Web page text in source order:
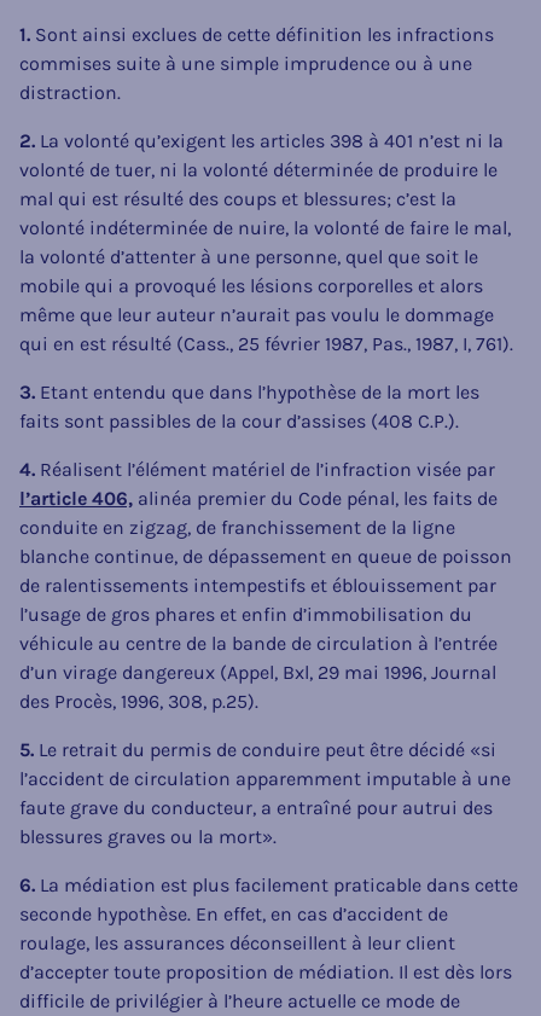
1. Sont ainsi exclues de cette définition les infractions
commises suite à une simple imprudence ou à une
distraction.
2. La volonté qu’exigent les articles 398 à 401 n’est ni la
volonté de tuer, ni la volonté déterminée de produire le
mal qui est résulté des coups et blessures; c’est la
volonté indéterminée de nuire, la volonté de faire le mal,
la volonté d’attenter à une personne, quel que soit le
mobile qui a provoqué les lésions corporelles et alors
même que leur auteur n’aurait pas voulu le dommage
qui en est résulté (Cass., 25 février 1987, Pas., 1987, I, 761).
3. Etant entendu que dans l’hypothèse de la mort les
faits sont passibles de la cour d’assises (408 C.P.).
4. Réalisent l’élément matériel de l’infraction visée par
l’article 406, alinéa premier du Code pénal, les faits de
conduite en zigzag, de franchissement de la ligne
blanche continue, de dépassement en queue de poisson
de ralentissements intempestifs et éblouissement par
l’usage de gros phares et enfin d’immobilisation du
véhicule au centre de la bande de circulation à l’entrée
d’un virage dangereux (Appel, Bxl, 29 mai 1996, Journal
des Procès, 1996, 308, p.25).
5. Le retrait du permis de conduire peut être décidé «si
l’accident de circulation apparemment imputable à une
faute grave du conducteur, a entraîné pour autrui des
blessures graves ou la mort».
6. La médiation est plus facilement praticable dans cette
seconde hypothèse. En effet, en cas d’accident de
roulage, les assurances déconseillent à leur client
d’accepter toute proposition de médiation. Il est dès lors
difficile de privilégier à l’heure actuelle ce mode de